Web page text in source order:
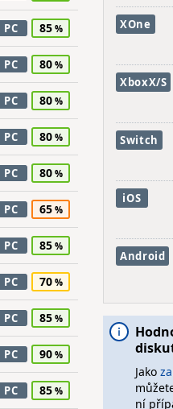
PC 85
PC 80
PC 80
PC 80
PC 80
PC 65
PC 85
PC 70
PC 85
PC 90
PC 85
XOne
XboxX/S
Switch
iOS
Android
Jako
ní